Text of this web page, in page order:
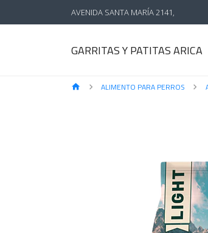
AVENIDA SANTA MARÍA 2141,
GARRITAS Y PATITAS ARICA
ALIMENTO PARA PERROS